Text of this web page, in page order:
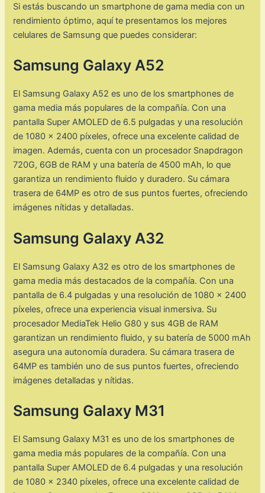
Si estás buscando un smartphone de gama media con un
rendimiento óptimo, aquí te presentamos los mejores
celulares de Samsung que puedes considerar:
Samsung Galaxy A52
El Samsung Galaxy A52 es uno de los smartphones de
gama media más populares de la compañía. Con una
pantalla Super AMOLED de 6.5 pulgadas y una resolución
de 1080 x 2400 píxeles, ofrece una excelente calidad de
imagen. Además, cuenta con un procesador Snapdragon
720G, 6GB de RAM y una batería de 4500 mAh, lo que
garantiza un rendimiento fluido y duradero. Su cámara
trasera de 64MP es otro de sus puntos fuertes, ofreciendo
imágenes nítidas y detalladas.
Samsung Galaxy A32
El Samsung Galaxy A32 es otro de los smartphones de
gama media más destacados de la compañía. Con una
pantalla de 6.4 pulgadas y una resolución de 1080 x 2400
píxeles, ofrece una experiencia visual inmersiva. Su
procesador MediaTek Helio G80 y sus 4GB de RAM
garantizan un rendimiento fluido, y su batería de 5000 mAh
asegura una autonomía duradera. Su cámara trasera de
64MP es también uno de sus puntos fuertes, ofreciendo
imágenes detalladas y nítidas.
Samsung Galaxy M31
El Samsung Galaxy M31 es uno de los smartphones de
gama media más populares de la compañía. Con una
pantalla Super AMOLED de 6.4 pulgadas y una resolución
de 1080 x 2340 píxeles, ofrece una excelente calidad de